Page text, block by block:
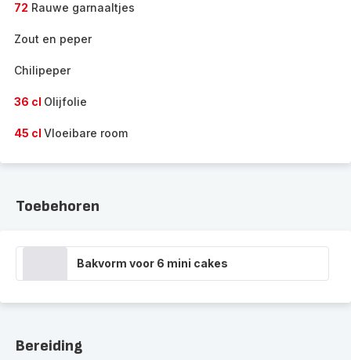
72 Rauwe garnaaltjes
Zout en peper
Chilipeper
36 cl Olijfolie
45 cl Vloeibare room
Toebehoren
Bakvorm voor 6 mini cakes
Bereiding